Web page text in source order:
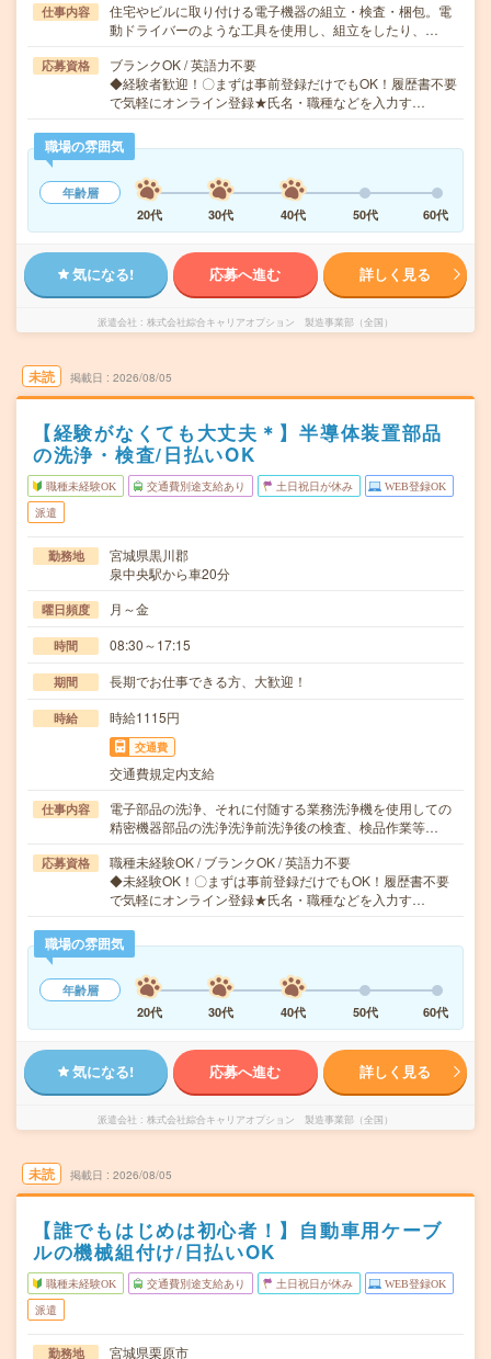
仕事内容
住宅やビルに取り付ける電子機器の組立・検査・梱包。電
動ドライバーのような工具を使用し、組立をしたり、…
応募資格
ブランクOK / 英語力不要
◆経験者歓迎！〇まずは事前登録だけでもOK！履歴書不要
で気軽にオンライン登録★氏名・職種などを入力す…
職場の雰囲気
年齢層
20代
30代 40代 50代 60代
気になる! 応募へ進む 詳しく見る
派遣会社 株式会社綜合キャリアオプション 製造事業部（全国）
未読 掲載日 2026/08/05
【経験がなくても大丈夫＊】半導体装置部品
の洗浄・検査/日払いOK
職種未経験OK 交通費別途支給あり 土日祝日が休み WEB登録OK
派遣
勤務地
宮城県黒川郡
泉中央駅から車20分
曜日頻度 月～金
時間 08:30～17:15
期間 長期でお仕事できる方、大歓迎！
時給 時給1115円
交通費
交通費規定内支給
仕事内容
電子部品の洗浄、それに付随する業務洗浄機を使用しての
精密機器部品の洗浄洗浄前洗浄後の検査、検品作業等…
応募資格
職種未経験OK / ブランクOK / 英語力不要
◆未経験OK！〇まずは事前登録だけでもOK！履歴書不要
で気軽にオンライン登録★氏名・職種などを入力す…
職場の雰囲気
年齢層
20代
30代 40代 50代 60代
気になる! 応募へ進む 詳しく見る
派遣会社 株式会社綜合キャリアオプション 製造事業部（全国）
未読 掲載日 2026/08/05
【誰でもはじめは初心者！】自動車用ケーブ
ルの機械組付け/日払いOK
職種未経験OK 交通費別途支給あり 土日祝日が休み WEB登録OK
派遣
勤務地 宮城県栗原市